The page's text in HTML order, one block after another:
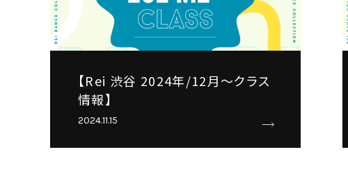
【Rei 渋谷 2024年/12月～クラス
情報】
2024.11.15